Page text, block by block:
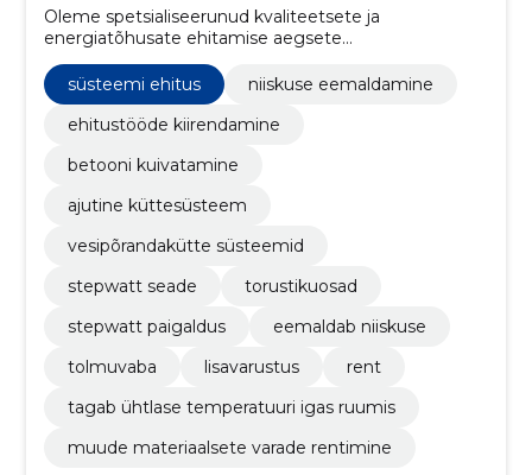
Oleme spetsialiseerunud kvaliteetsete ja
energiatõhusate ehitamise aegsete
ainult ei kiirenda ehitustöid, vaid tagavad ka ohutu ja
mugava elukeskkonna.
süsteemi ehitus
niiskuse eemaldamine
ehitustööde kiirendamine
betooni kuivatamine
ajutine küttesüsteem
vesipõrandakütte süsteemid
stepwatt seade
torustikuosad
stepwatt paigaldus
eemaldab niiskuse
tolmuvaba
lisavarustus
rent
tagab ühtlase temperatuuri igas ruumis
muude materiaalsete varade rentimine